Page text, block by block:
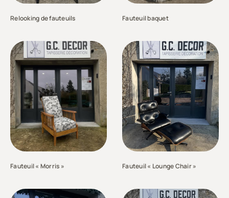
Relooking de fauteuils Fauteuil baquet
Fauteuil « Morris » Fauteuil « Lounge Chair »